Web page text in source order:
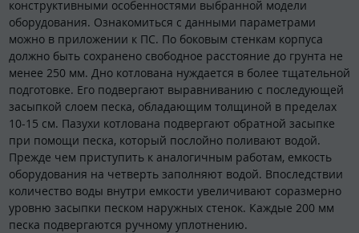
конструктивными особенностями выбранной модели
оборудования. Ознакомиться с данными параметрами
можно в приложении к ПС. По боковым стенкам корпуса
должно быть сохранено свободное расстояние до грунта не
менее 250 мм. Дно котлована нуждается в более тщательной
подготовке. Его подвергают выравниванию с последующей
засыпкой слоем песка, обладающим толщиной в пределах
10-15 см. Пазухи котлована подвергают обратной засыпке
при помощи песка, который послойно поливают водой.
Прежде чем приступить к аналогичным работам, емкость
оборудования на четверть заполняют водой. Впоследствии
количество воды внутри емкости увеличивают соразмерно
уровню засыпки песком наружных стенок. Каждые 200 мм
песка подвергаются ручному уплотнению.